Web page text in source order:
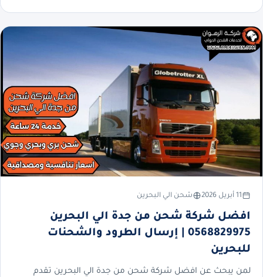
11 أبريل 2026 شحن الي البحرين
افضل شركة شحن من جدة الي البحرين
0568829975 | إرسال الطرود والشحنات
للبحرين
لمن يبحث عن افضل شركة شحن من جدة الي البحرين تقدم